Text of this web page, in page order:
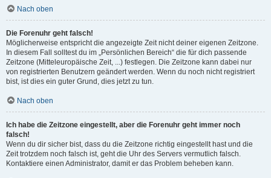
Nach oben
Die Forenuhr geht falsch!
Möglicherweise entspricht die angezeigte Zeit nicht deiner eigenen Zeitzone.
In diesem Fall solltest du im „Persönlichen Bereich“ die für dich passende
Zeitzone (Mitteleuropäische Zeit, ...) festlegen. Die Zeitzone kann dabei nur
von registrierten Benutzern geändert werden. Wenn du noch nicht registriert
bist, ist dies ein guter Grund, dies jetzt zu tun.
Nach oben
Ich habe die Zeitzone eingestellt, aber die Forenuhr geht immer noch
falsch!
Wenn du dir sicher bist, dass du die Zeitzone richtig eingestellt hast und die
Zeit trotzdem noch falsch ist, geht die Uhr des Servers vermutlich falsch.
Kontaktiere einen Administrator, damit er das Problem beheben kann.